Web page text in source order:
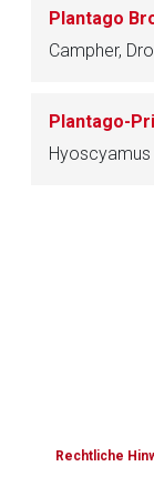
Plantago
Plantago-
Rechtliche